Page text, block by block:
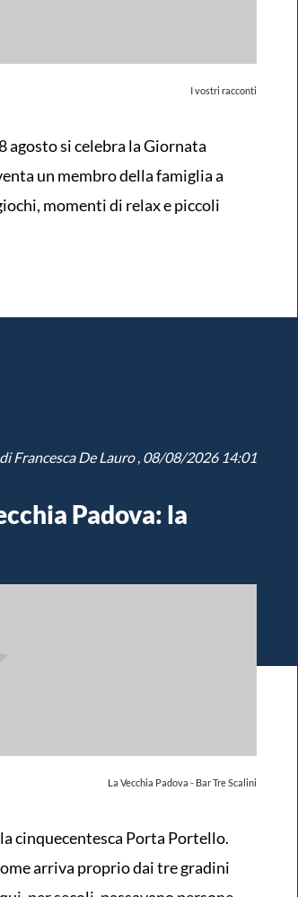
I vostri racconti
agosto si celebra la Giornata
un membro della famiglia a
momenti di relax e piccoli
diFrancesca De Lauro, 08/08/2026 14:01
Padova: la
La Vecchia Padova - Bar Tre Scalini
cinquecentesca Porta Portello.
arriva proprio dai tre gradini